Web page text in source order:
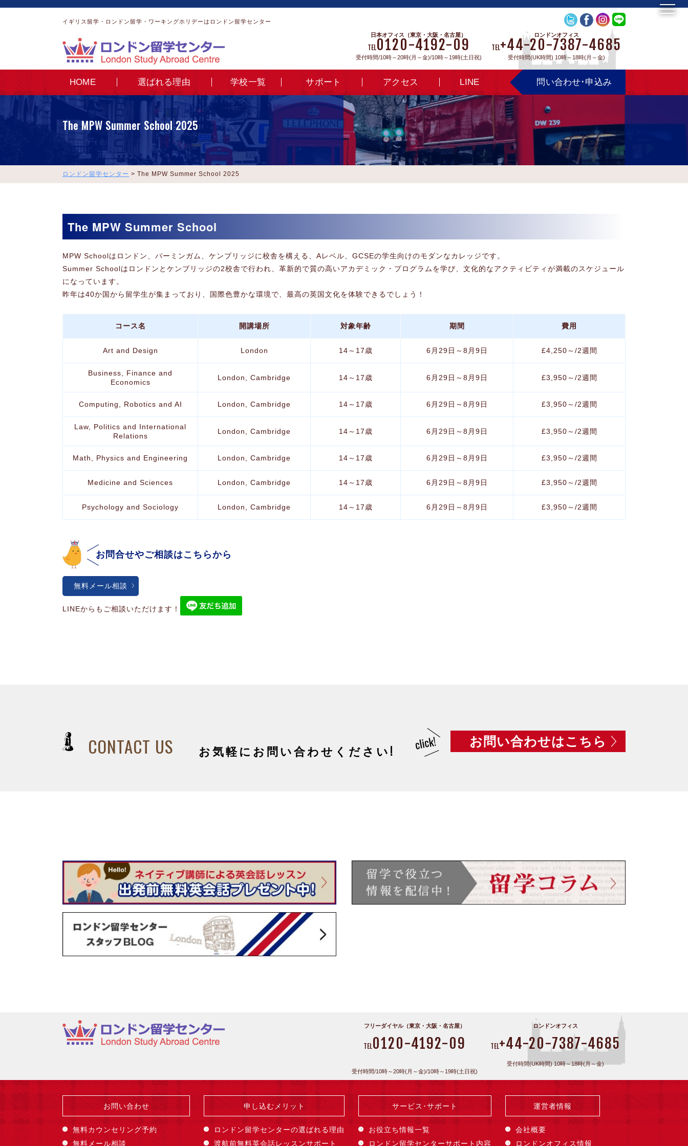
イギリス留学・ロンドン留学・ワーキングホリデーはロンドン留学センター
日本オフィス（東京・大阪・名古屋）
TEL0120-4192-09
受付時間/10時～20時(月～金)/10時～19時(土日祝)
ロンドンオフィス
TEL+44-20-7387-4685
受付時間(UK時間) 10時～18時(月～金)
HOME 選ばれる理由 学校一覧 サポート アクセス LINE 問い合わせ･申込み
The MPW Summer School 2025
ロンドン留学センター > The MPW Summer School 2025
The MPW Summer School
MPW Schoolはロンドン、バーミンガム、ケンブリッジに校舎を構える、Aレベル、GCSEの学生向けのモダンなカレッジです。
Summer Schoolはロンドンとケンブリッジの2校舎で行われ、革新的で質の高いアカデミック・プログラムを学び、文化的なアクティビティが満載のスケジュール
になっています。
昨年は40か国から留学生が集まっており、国際色豊かな環境で、最高の英国文化を体験できるでしょう！
コース名 開講場所 対象年齢 期間 費用
Art and Design London 14～17歳 6月29日～8月9日 £4,250～/2週間
Business, Finance and
Economics
London, Cambridge 14～17歳 6月29日～8月9日 £3,950～/2週間
Computing, Robotics and AI London, Cambridge 14～17歳 6月29日～8月9日 £3,950～/2週間
Law, Politics and International
Relations
London, Cambridge 14～17歳 6月29日～8月9日 £3,950～/2週間
Math, Physics and Engineering London, Cambridge 14～17歳 6月29日～8月9日 £3,950～/2週間
Medicine and Sciences London, Cambridge 14～17歳 6月29日～8月9日 £3,950～/2週間
Psychology and Sociology London, Cambridge 14～17歳 6月29日～8月9日 £3,950～/2週間
お問合せやご相談はこちらから
無料メール相談
LINEからもご相談いただけます！
CONTACT US お気軽にお問い合わせください!
お問い合わせはこちら
フリーダイヤル（東京・大阪・名古屋）
TEL0120-4192-09
受付時間/10時～20時(月～金)/10時～19時(土日祝)
ロンドンオフィス
TEL+44-20-7387-4685
受付時間(UK時間) 10時～18時(月～金)
お問い合わせ
無料カウンセリング予約
無料メール相談
申し込むメリット
ロンドン留学センターの選ばれる理由
渡航前無料英会話レッスンサポート
サービス･サポート
お役立ち情報一覧
ロンドン留学センターサポート内容
運営者情報
会社概要
ロンドンオフィス情報